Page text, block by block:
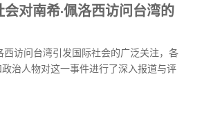
会对南希·佩洛西访问台湾的
西访问台湾引发国际社会的广泛关注，各
治人物对这一事件进行了深入报道与评